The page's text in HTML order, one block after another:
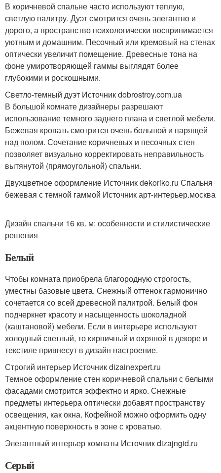
В коричневой спальне часто используют теплую,
светлую палитру. Дуэт смотрится очень элегантно и
дорого, а пространство психологически воспринимается
уютным и домашним. Песочный или кремовый на стенах
оптически увеличит помещение. Древесные тона на
фоне умиротворяющей гаммы выглядят более
глубокими и роскошными.
Светло-темный дуэт Источник dobrostroy.com.ua
В большой комнате дизайнеры разрешают
использование темного заднего плана и светлой мебели.
Бежевая кровать смотрится очень большой и парящей
над полом. Сочетание коричневых и песочных стен
позволяет визуально корректировать неправильность
вытянутой (прямоугольной) спальни.
Двухцветное оформление Источник dekoriko.ru Спальня
бежевая с темной гаммой Источник арт-интерьер.москва
Дизайн спальни 16 кв. м: особенности и стилистические
решения
Белый
Чтобы комната приобрела благородную строгость,
уместны базовые цвета. Снежный оттенок гармонично
сочетается со всей древесной палитрой. Белый фон
подчеркнет красоту и насыщенность шоколадной
(каштановой) мебели. Если в интерьере используют
холодный светлый, то кирпичный и охряной в декоре и
текстиле привнесут в дизайн настроение.
Строгий интерьер Источник dizainexpert.ru
Темное оформление стен коричневой спальни с белыми
фасадами смотрится эффектно и ярко. Снежные
предметы интерьера оптически добавят пространству
освещения, как окна. Кофейной можно оформить одну
акцентную поверхность в зоне с кроватью.
Элегантный интерьер комнаты Источник dizajngid.ru
Серый